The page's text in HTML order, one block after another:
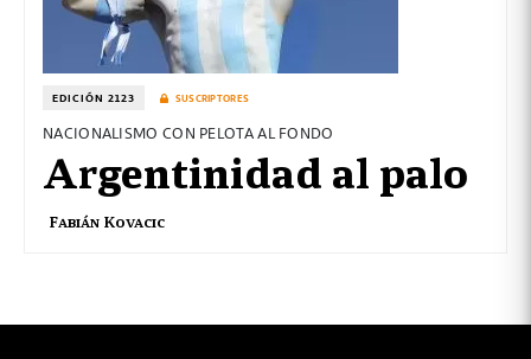
EDICIÓN 2123 SUSCRIPTORES
NACIONALISMO CON PELOTA AL FONDO
Argentinidad al palo
Fabián Kovacic